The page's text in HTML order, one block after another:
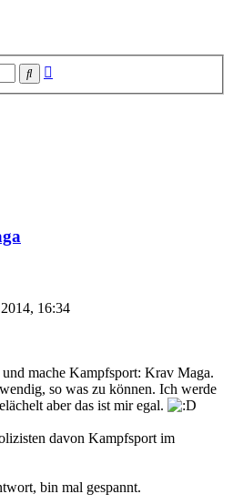
Suche
16:34
mache Kampfsport: Krav Maga.
so was zu können. Ich werde
aber das ist mir egal.
davon Kampfsport im
bin mal gespannt.